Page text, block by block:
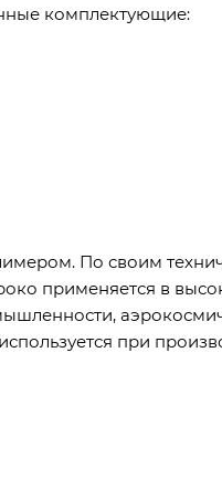
комплектующие:
По своим
применяется в
при